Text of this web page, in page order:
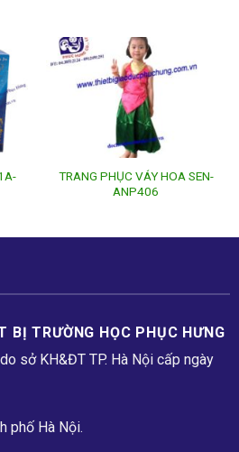
TRANG PHỤC VÁY HOA SEN-
ANP406
BỊ TRƯỜNG HỌC PHỤC H­ƯNG
sở KH&ĐT TP. Hà Nội cấp ngày
phố Hà Nội.